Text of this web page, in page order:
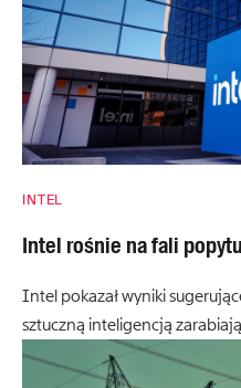
INTEL
Intel rośnie na fali
Intel pokazał wyniki
sztuczną inteligencją